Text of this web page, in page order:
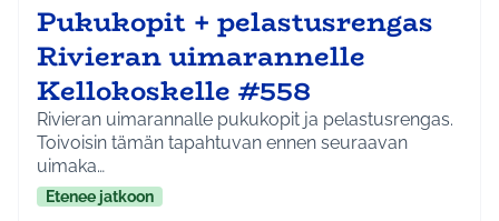
Pukukopit + pelastusrengas
Rivieran uimarannelle
Kellokoskelle #558
Rivieran uimarannalle pukukopit ja pelastusrengas.
Toivoisin tämän tapahtuvan ennen seuraavan
uimaka…
Etenee jatkoon